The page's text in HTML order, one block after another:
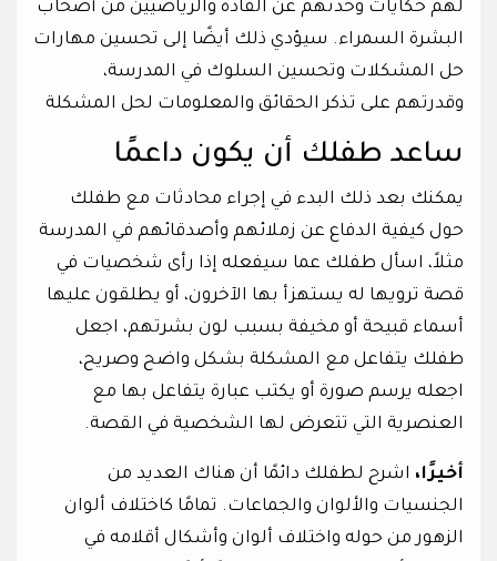
لهم حكايات وحدثهم عن القادة والرياضيين من أصحاب
البشرة السمراء. سيؤدي ذلك أيضًا إلى تحسين مهارات
حل المشكلات وتحسين السلوك في المدرسة،
وقدرتهم على تذكر الحقائق والمعلومات لحل المشكلة
ساعد طفلك أن يكون داعمًا
يمكنك بعد ذلك البدء في إجراء محادثات مع طفلك
حول كيفية الدفاع عن زملائهم وأصدقائهم في المدرسة
مثلاً، اسأل طفلك عما سيفعله إذا رأى شخصيات في
قصة ترويها له يستهزأ بها الآخرون، أو يطلقون عليها
أسماء قبيحة أو مخيفة بسبب لون بشرتهم، اجعل
طفلك يتفاعل مع المشكلة بشكل واضح وصريح،
اجعله يرسم صورة أو يكتب عبارة يتفاعل بها مع
العنصرية التي تتعرض لها الشخصية في القصة.
أخيرًا، اشرح لطفلك دائمًا أن هناك العديد من
الجنسيات والألوان والجماعات. تمامًا كاختلاف ألوان
الزهور من حوله واختلاف ألوان وأشكال أقلامه في